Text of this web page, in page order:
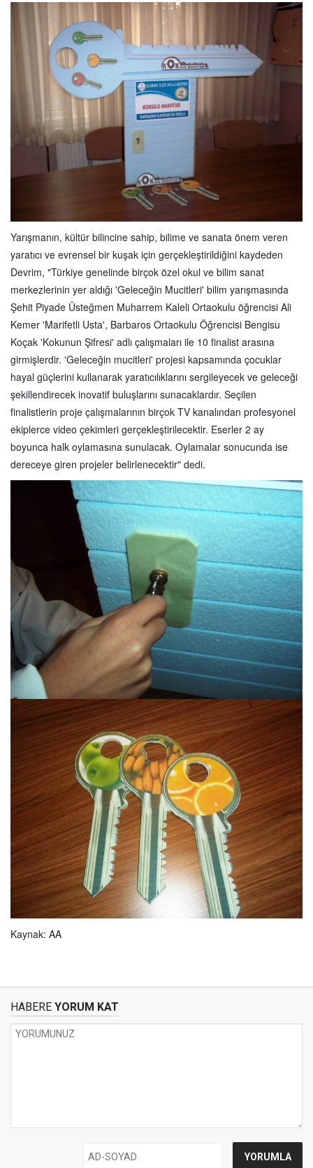
Yarışmanın, kültür bilincine sahip, bilime ve sanata önem veren
yaratıcı ve evrensel bir kuşak için gerçekleştirildiğini kaydeden
Devrim, "Türkiye genelinde birçok özel okul ve bilim sanat
merkezlerinin yer aldığı 'Geleceğin Mucitleri' bilim yarışmasında
Şehit Piyade Üsteğmen Muharrem Kaleli Ortaokulu öğrencisi Ali
Kemer 'Marifetli Usta', Barbaros Ortaokulu Öğrencisi Bengisu
Koçak 'Kokunun Şifresi' adlı çalışmaları ile 10 finalist arasına
girmişlerdir. 'Geleceğin mucitleri' projesi kapsamında çocuklar
hayal güçlerini kullanarak yaratıcılıklarını sergileyecek ve geleceği
şekillendirecek inovatif buluşlarını sunacaklardır. Seçilen
finalistlerin proje çalışmalarının birçok TV kanalından profesyonel
ekiplerce video çekimleri gerçekleştirilecektir. Eserler 2 ay
boyunca halk oylamasına sunulacak. Oylamalar sonucunda ise
dereceye giren projeler belirlenecektir" dedi.
Kaynak: AA
HABERE YORUM KAT